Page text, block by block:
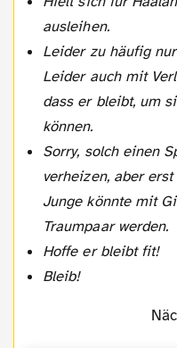
ausleihen.
Leider zu häufig
Leider auch mit
dass er bleibt, um
können.
Sorry, solch einen
verheizen, aber
Junge könnte mit
Traumpaar werden.
Hoffe er bleibt fit!
Bleib!